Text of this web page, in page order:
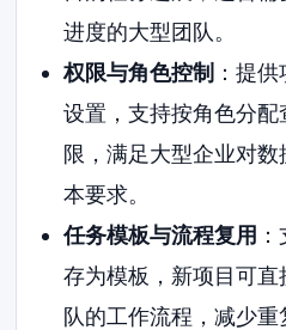
进度的大型团队。
权限与角色控制 ：提
设置，支持按角色分
限，满足大型企业对
本要求。
任务模板与流程复用
存为模板，新项目可
队的工作流程，减少重